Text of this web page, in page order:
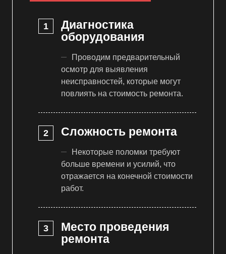
Диагностика
оборудования
Проводим предварительный
осмотр для выявления
неисправностей, которые могут
повлиять на стоимость ремонта.
Сложность ремонта
Некоторые поломки требуют
больше времени и усилий, что
отражается на конечной стоимости
работ.
Место проведения
ремонта